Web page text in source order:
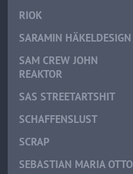
RIOK
SARAMIN HÄKELDESIGN
SAM CREW JOHN
REAKTOR
SAS STREETARTSHIT
SCHAFFENSLUST
SCRAP
SEBASTIAN MARIA OTTO